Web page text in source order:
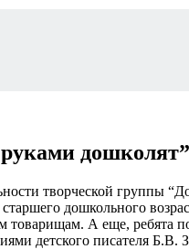
дошколят”
творческой группы
дошкольного
товарищам. А еще,
детского писателя